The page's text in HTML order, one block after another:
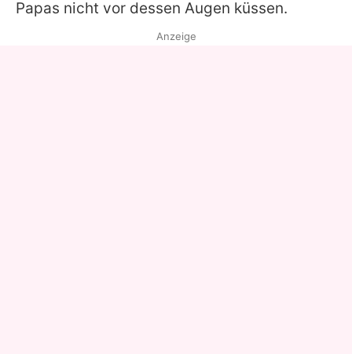
Papas nicht vor dessen Augen küssen.
Anzeige